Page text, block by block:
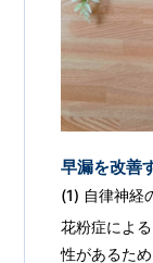
早漏を改善
(1) 自律神経
花粉症によ
性があるた